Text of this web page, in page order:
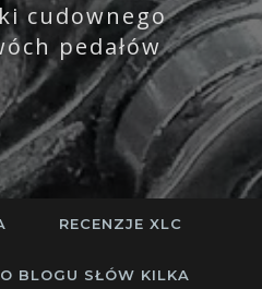
cudownego
pedałów
RECENZJE XLC
O BLOGU SŁÓW KILKA